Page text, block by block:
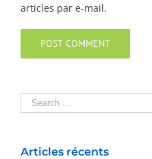
articles par e-mail.
Articles récents